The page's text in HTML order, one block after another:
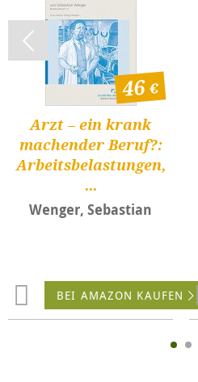
Arzt – ein krank
machender Beruf?:
Arbeitsbelastungen,
...
Wenger, Sebastian
46
BEI AMAZON KAUFEN